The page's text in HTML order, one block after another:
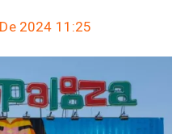
2024 11:25